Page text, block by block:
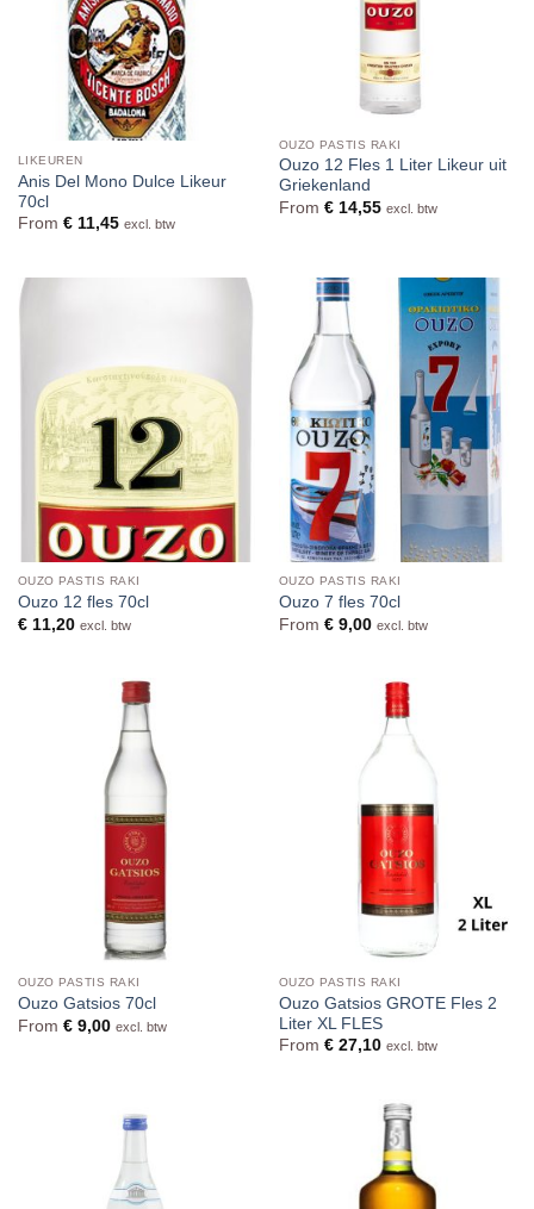
LIKEUREN
Anis Del Mono Dulce Likeur
70cl
From €11,45 excl. btw
OUZO PASTIS RAKI
Ouzo 12 Fles 1 Liter Likeur uit
Griekenland
From €14,55 excl. btw
OUZO PASTIS RAKI
Ouzo 12 fles 70cl
€11,20 excl. btw
OUZO PASTIS RAKI
Ouzo 7 fles 70cl
From €9,00 excl. btw
OUZO PASTIS RAKI
Ouzo Gatsios 70cl
From €9,00 excl. btw
OUZO PASTIS RAKI
Ouzo Gatsios GROTE Fles 2
Liter XL FLES
From €27,10 excl. btw